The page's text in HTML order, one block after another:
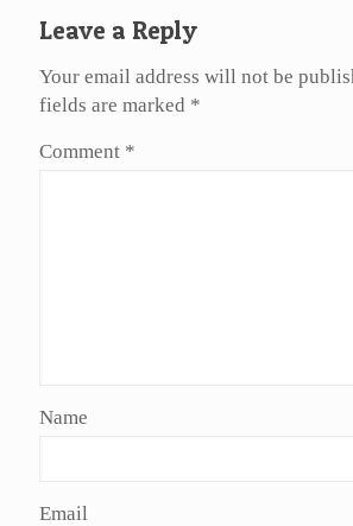
Leave a Reply
Your email address will not be
fields are marked *
Comment *
Name
Email